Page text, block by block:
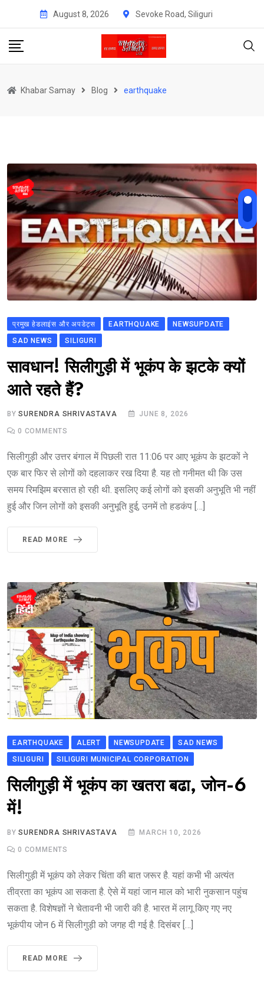
content
August 8, 2026 Sevoke Road, Siliguri
Khabar Samay Blog earthquake
प्रमुख हेडलाइंस और अपडेट्स EARTHQUAKE
NEWSUPDATE
SAD NEWS
SILIGURI
सावधान! सिलीगुड़ी में भूकंप के झटके क्यों
आते रहते हैं?
BYSURENDRA SHRIVASTAVA JUNE 8, 2026
0 COMMENTS
सिलीगुड़ी और उत्तर बंगाल में पिछली रात 11:06 पर आए भूकंप के झटकों ने
एक बार फिर से लोगों को दहलाकर रख दिया है. यह तो गनीमत थी कि उस
समय रिमझिम बरसात हो रही थी. इसलिए कई लोगों को इसकी अनुभूति भी नहीं
हुई और जिन लोगों को इसकी अनुभूति हुई, उनमें तो हडकंप […]
READ MORE
EARTHQUAKE ALERT NEWSUPDATE
SAD NEWS
SILIGURI
SILIGURI MUNICIPAL CORPORATION
सिलीगुड़ी में भूकंप का खतरा बढा, जोन-6
में!
BYSURENDRA SHRIVASTAVA MARCH 10, 2026
0 COMMENTS
सिलीगुड़ी में भूकंप को लेकर चिंता की बात जरूर है. यहां कभी भी अत्यंत
तीव्रता का भूकंप आ सकता है. ऐसे में यहां जान माल को भारी नुकसान पहुंच
सकता है. विशेषज्ञों ने चेतावनी भी जारी की है. भारत में लागू किए गए नए
भूकंपीय जोन 6 में सिलीगुड़ी को जगह दी गई है. दिसंबर […]
READ MORE